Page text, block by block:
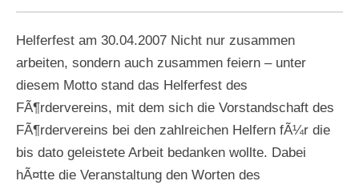
Helferfest am 30.04.2007 Nicht nur zusammen
arbeiten, sondern auch zusammen feiern – unter
diesem Motto stand das Helferfest des
FÃ¶rdervereins, mit dem sich die Vorstandschaft des
FÃ¶rdervereins bei den zahlreichen Helfern fÃ¼r die
bis dato geleistete Arbeit bedanken wollte. Dabei
hÃ¤tte die Veranstaltung den Worten des